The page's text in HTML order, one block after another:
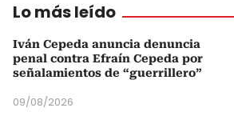
Lo más leído
Iván Cepeda anuncia denuncia
penal contra Efraín Cepeda por
señalamientos de “guerrillero”
09/08/2026